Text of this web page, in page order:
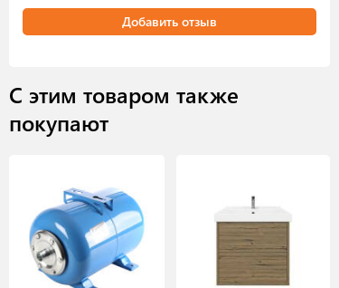
Добавить отзыв
С этим товаром также
покупают